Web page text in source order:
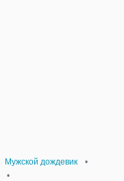
Мужской дождевик
•
•